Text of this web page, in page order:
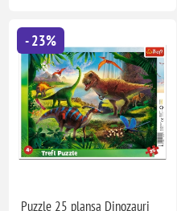
- 23%
Puzzle 25 plansa Dinozauri